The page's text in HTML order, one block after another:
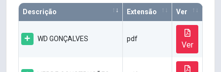
Descrição Extensão Ver
WD GONÇALVES pdf
Ver